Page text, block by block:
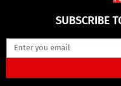
SUBSCRIBE